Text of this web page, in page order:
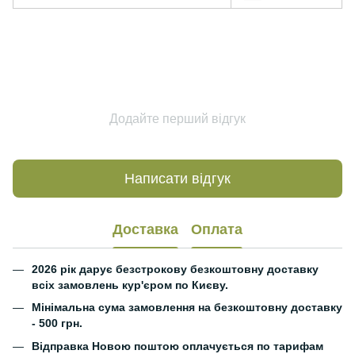
Додайте перший відгук
Написати відгук
Доставка Оплата
2026 рік дарує безстрокову безкоштовну доставку
всіх замовлень кур'єром по Києву.
Мінімальна сума замовлення на безкоштовну доставку
- 500 грн.
Відправка Новою поштою оплачується по тарифам